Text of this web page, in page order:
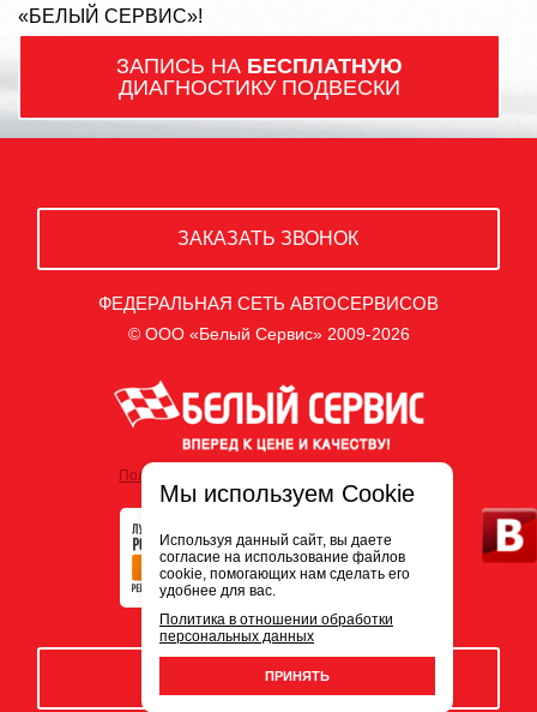
«БЕЛЫЙ СЕРВИС»!
ЗАПИСЬ НА БЕСПЛАТНУЮ
ДИАГНОСТИКУ ПОДВЕСКИ
ЗАКАЗАТЬ ЗВОНОК
ФЕДЕРАЛЬНАЯ СЕТЬ АВТОСЕРВИСОВ
© ООО «Белый Сервис» 2009-2026
Политика обработки персональных данных
ЗАПИСЬ НА СЕРВИС
Мы используем Cookie
Используя данный сайт, вы даете
согласие на использование файлов
cookie, помогающих нам сделать его
удобнее для вас.
Политика в отношении обработки
персональных данных
ПРИНЯТЬ